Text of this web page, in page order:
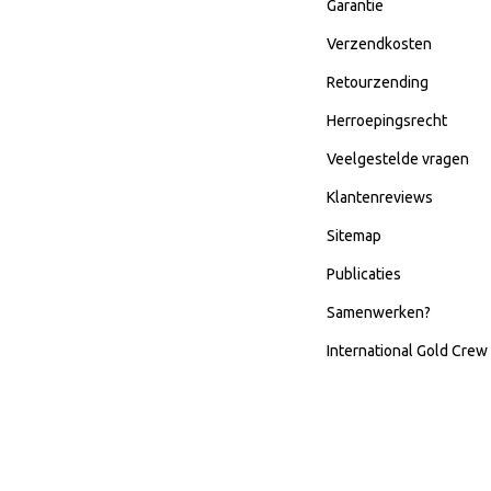
Garantie
Verzendkosten
Retourzending
Herroepingsrecht
Veelgestelde vragen
Klantenreviews
Sitemap
Publicaties
Samenwerken?
International Gold Crew